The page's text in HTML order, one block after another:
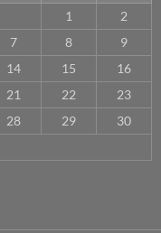
1
2
7 8
9
14 15
16
21 22
23
28 29
30